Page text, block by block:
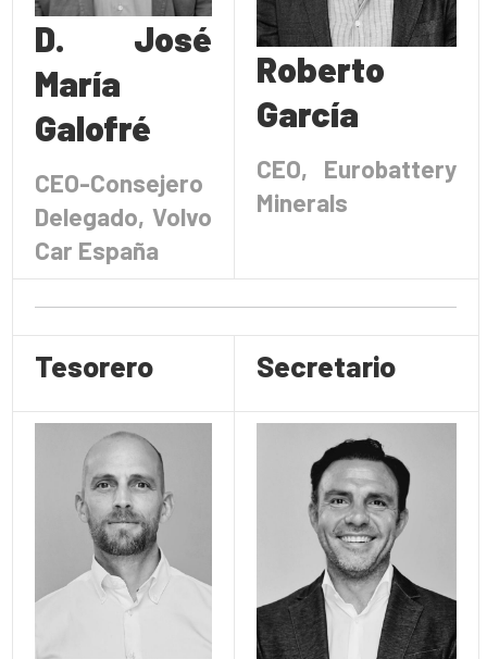
D. José
María
Galofré
CEO-Consejero
Delegado, Volvo
Car España
Roberto
García
CEO, Eurobattery
Minerals
Tesorero Secretario